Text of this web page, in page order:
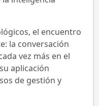
el encuentro
la conversación
vez más en el
aplicación
de gestión y